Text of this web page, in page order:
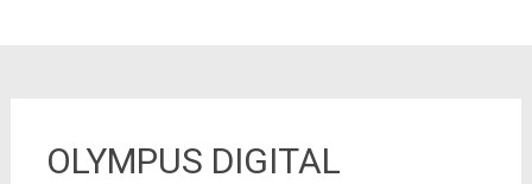
OLYMPUS DIGITAL